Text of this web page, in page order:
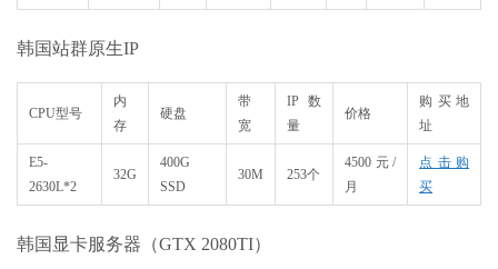
韩国站群原生IP
CPU型号
内
存
硬盘
带
宽
IP数
量
价格
购买地
址
E5-
2630L*2
32G
400G
SSD
30M 253个
4500元/
月
点击购
买
韩国显卡服务器（GTX 2080TI）